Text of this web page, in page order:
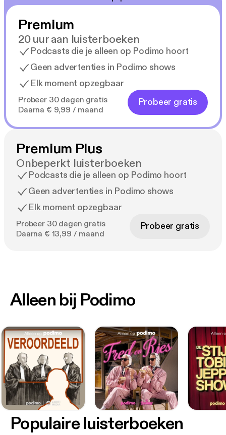
Premium
20 uur aan luisterboeken
Podcasts die je alleen op Podimo hoort
Geen advertenties in Podimo shows
Elk moment opzegbaar
Probeer 30 dagen gratis
Daarna € 9,99 / maand
Probeer gratis
Premium Plus
Onbeperkt luisterboeken
Podcasts die je alleen op Podimo hoort
Geen advertenties in Podimo shows
Elk moment opzegbaar
Probeer 30 dagen gratis
Daarna € 13,99 / maand
Probeer gratis
Alleen bij Podimo
Populaire luisterboeken